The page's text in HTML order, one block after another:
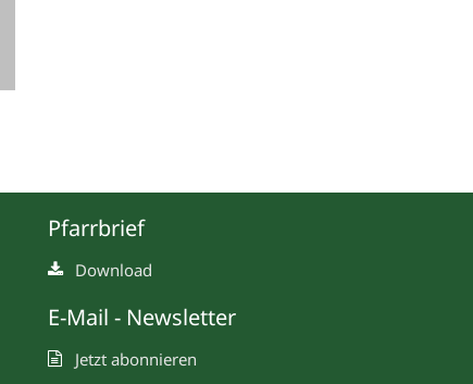
Pfarrbrief
Download
E-Mail - Newsletter
Jetzt abonnieren